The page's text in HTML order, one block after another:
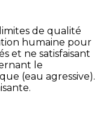
de qualité
humaine pour
et ne satisfaisant
le
(eau agressive).